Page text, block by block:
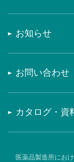
お知らせ
お問い合わせ
カタログ・資
医薬品製造所にお